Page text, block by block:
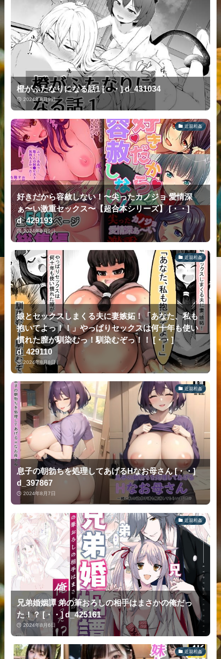
橙がふたなりになる話1 [・・] d_431034
2024年8月9日
近親相姦
好きだから容赦しない！〜尖ったカノジョ 愛情深
ぁ〜い激重セックス〜【超合本シリーズ】 [・・]
d_429193
2024年8月9日
近親相姦
娘とセックスしまくる夫に妻嫉妬！「あなた、私も
抱いてよっ！！」やっぱりセックスは何十年も使い
慣れた膣が馴染むっ！馴染むぞっ！！ [・・]
d_429110
2024年8月8日
近親相姦
息子の朝勃ちを処理してあげるHなお母さん [・・]
d_397867
2024年8月7日
近親相姦
兄弟婚姻譚 弟の筆おろしの相手はまさかの俺だっ
た！？ [・・] d_425161
2024年8月6日
近親相姦